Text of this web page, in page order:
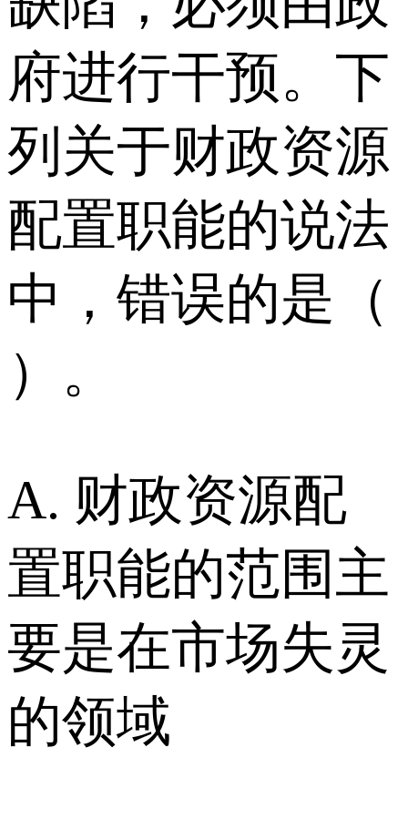
府进行干预。下
列关于财政资源
配置职能的说法
中，错误的是（
）。
A. 财政资源配
置职能的范围主
要是在市场失灵
的领域